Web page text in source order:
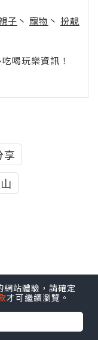
子 丶 寵物 丶 扮靚
喝玩樂資訊！
享
站體驗，請確定
才可繼續瀏覽。